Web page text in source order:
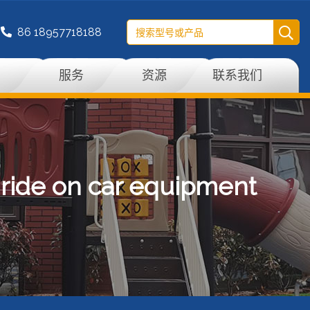
86 18957718188
服务 资源 联系我们
on car equipment